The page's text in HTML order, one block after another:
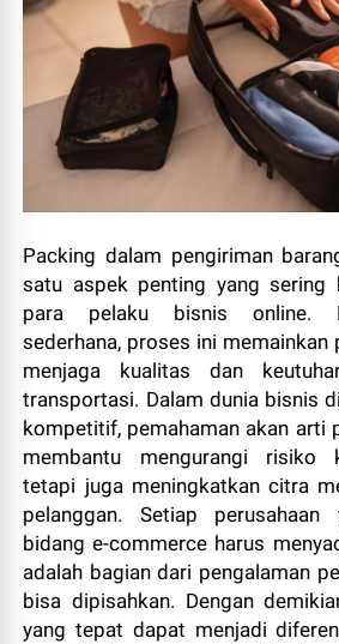
Packing dalam pengiriman
satu aspek penting yang sering
para pelaku bisnis online.
sederhana, proses ini memainkan
menjaga kualitas dan
transportasi. Dalam dunia bisnis
kompetitif, pemahaman akan arti
membantu mengurangi risiko
tetapi juga meningkatkan citra
pelanggan. Setiap
bidang e-commerce harus
adalah bagian dari pengalaman
bisa dipisahkan. Dengan
yang tepat dapat menjadi